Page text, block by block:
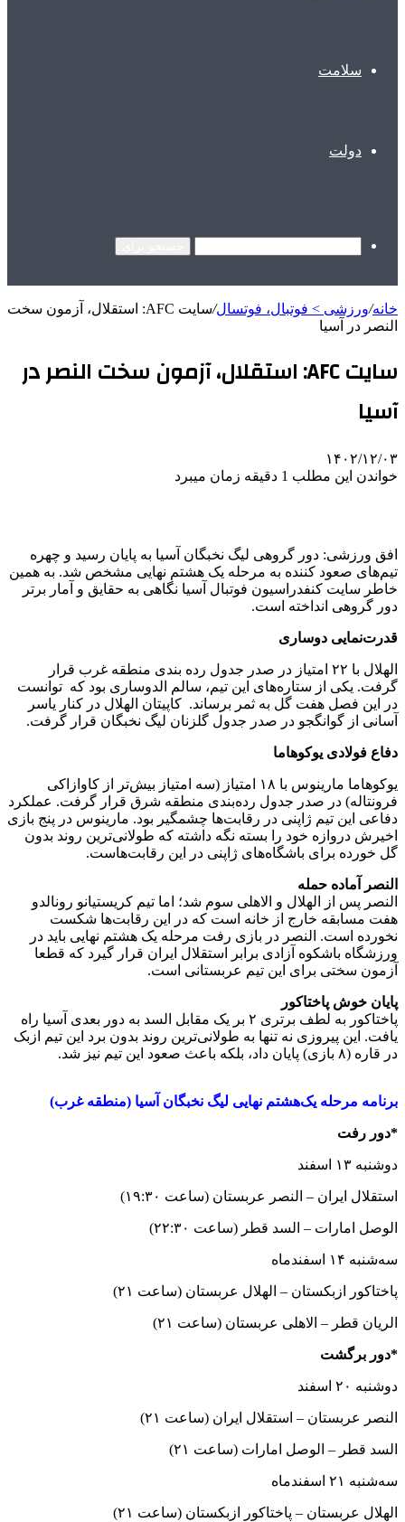
سلامت
دولت
خانه/ورزشی > فوتبال، فوتسال/
سایت AFC: استقلال، آزمون سخت
النصر در آسیا
سایت AFC: استقلال، آزمون سخت النصر در
آسیا
۱۴۰۲/۱۲/۰۳
خواندن این مطلب 1 دقیقه زمان میبرد
افق ورزشی: دور گروهی لیگ نخبگان آسیا به پایان رسید و چهره
تیم‌های صعود کننده به مرحله یک هشتم نهایی مشخص شد. به همین
خاطر سایت کنفدراسیون فوتبال آسیا نگاهی به حقایق و آمار برتر
دور گروهی انداخته است.
قدرت‌نمایی دوساری
الهلال با ۲۲ امتیاز در صدر جدول رده بندی منطقه غرب قرار
گرفت. یکی از ستاره‌های این تیم، سالم الدوساری بود که توانست
در این فصل هفت گل به ثمر برساند. کاپیتان الهلال در کنار یاسر
آسانی از گوانگجو در صدر جدول گلزنان لیگ نخبگان قرار گرفت.
دفاع فولادی یوکوهاما
یوکوهاما مارینوس با ۱۸ امتیاز (سه امتیاز بیش‌تر از کاوازاکی
فرونتاله) در صدر جدول رده‌بندی منطقه شرق قرار گرفت. عملکرد
دفاعی این تیم ژاپنی در رقابت‌ها چشمگیر بود. مارینوس در پنج بازی
اخیرش دروازه خود را بسته نگه داشته که طولانی‌ترین روند بدون
گل خورده برای باشگاه‌های ژاپنی در این رقابت‌هاست.
النصر آماده حمله
النصر پس از الهلال و الاهلی سوم شد؛ اما تیم کریستیانو رونالدو
هفت مسابقه خارج از خانه است که در این رقابت‌ها شکست
نخورده است. النصر در بازی رفت مرحله یک هشتم نهایی باید در
ورزشگاه باشکوه آزادی برابر استقلال ایران قرار گیرد که قطعا
آزمون سختی برای این تیم عربستانی است.
پایان خوش پاختاکور
پاختاکور به لطف برتری ۲ بر یک مقابل السد به دور بعدی آسیا راه
یافت. این پیروزی نه تنها به طولانی‌ترین روند بدون برد این تیم ازبک
در قاره (۸ بازی) پایان داد، بلکه باعث صعود این تیم نیز شد.
برنامه مرحله یک‌هشتم نهایی لیگ نخبگان آسیا (منطقه غرب)
*دور رفت
دوشنبه ۱۳ اسفند
استقلال ایران – النصر عربستان (ساعت ۱۹:۳۰)
الوصل امارات – السد قطر (ساعت ۲۲:۳۰)
سه‌شنبه ۱۴ اسفندماه
پاختاکور ازبکستان – الهلال عربستان (ساعت ۲۱)
الریان قطر – الاهلی عربستان (ساعت ۲۱)
*دور برگشت
دوشنبه ۲۰ اسفند
النصر عربستان – استقلال ایران (ساعت ۲۱)
السد قطر – الوصل امارات (ساعت ۲۱)
سه‌شنبه ۲۱ اسفندماه
الهلال عربستان – پاختاکور ازبکستان (ساعت ۲۱)